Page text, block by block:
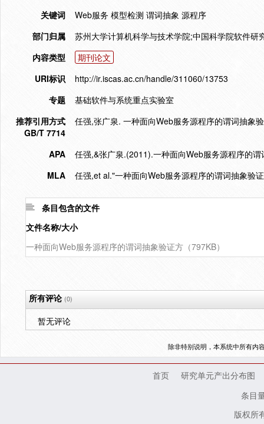
关键词
Web服务 模型检测 谓词抽象 源程序
部门归属
苏州大学计算机科学与技术学院;中国科学院软件研
内容类型
期刊论文
URI标识
http://ir.iscas.ac.cn/handle/311060/13753
专题
基础软件与系统重点实验室
推荐引用方式
GB/T 7714
任强,张广泉. 一种面向Web服务源程序的谓词抽象
APA
任强,&张广泉.(2011).一种面向Web服务源程序的
MLA
任强,et al."一种面向Web服务源程序的谓词抽象验
条目包含的文件
文件名称/大小
一种面向Web服务源程序的谓词抽象验证方（797KB）
所有评论(0)
暂无评论
除非特别说明，本系统中所有内
首页
研究单元产出分布图
条目
版权所